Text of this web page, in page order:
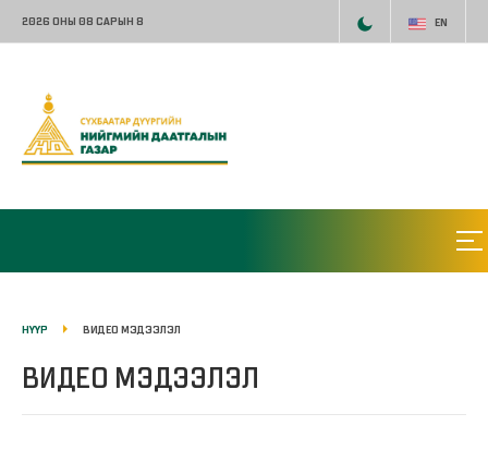
2026 ОНЫ 08 САРЫН 8 EN
НҮҮР ВИДЕО МЭДЭЭЛЭЛ
ВИДЕО МЭДЭЭЛЭЛ